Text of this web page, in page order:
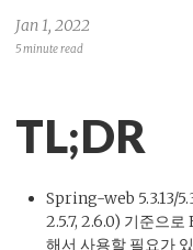
Jan 1, 2022
5 minute read
TL;DR
Spring-web 5.3.13/
2.5.7, 2.6.0) 기준으
해서 사용할 필요가